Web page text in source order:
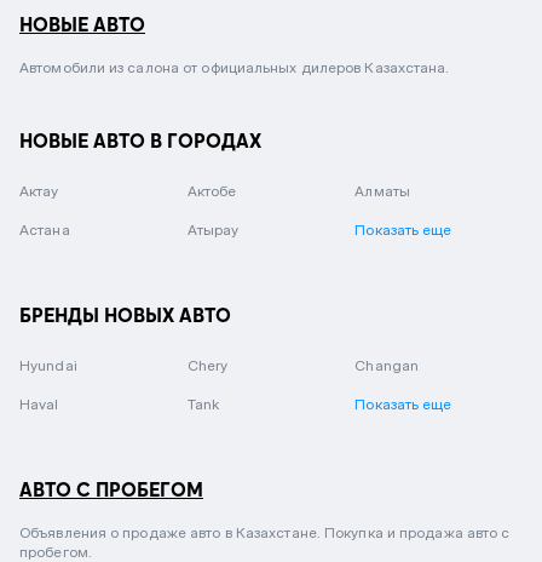
НОВЫЕ АВТО
Автомобили из салона от официальных дилеров Казахстана.
НОВЫЕ АВТО В ГОРОДАХ
Актау Актобе Алматы
Астана Атырау Показать еще
БРЕНДЫ НОВЫХ АВТО
Hyundai Chery Changan
Haval Tank Показать еще
АВТО С ПРОБЕГОМ
Объявления о продаже авто в Казахстане. Покупка и продажа авто с
пробегом.